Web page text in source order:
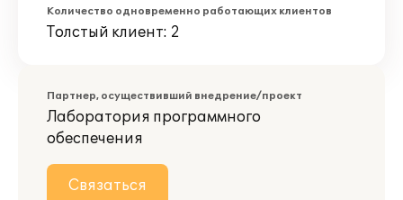
Количество одновременно работающих клиентов
Толстый клиент: 2
Партнер, осуществивший внедрение/проект
Лаборатория программного
обеспечения
Связаться